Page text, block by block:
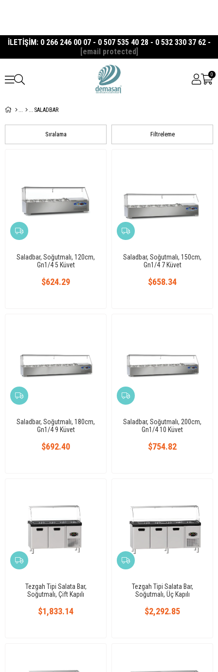
İLETİŞİM: 0 266 246 00 07 - 0 507 535 40 28 - 0 532 330 37 62 -
[email protected]
0
SALADBAR
Filtreleme
Sıralama
Saladbar, Soğutmalı, 120cm,
Gn1/4 5 Küvet
$624.29
Saladbar, Soğutmalı, 150cm,
Gn1/4 7 Küvet
$658.34
Saladbar, Soğutmalı, 180cm,
Gn1/4 9 Küvet
$692.40
Saladbar, Soğutmalı, 200cm,
Gn1/4 10 Küvet
$754.82
Tezgah Tipi Salata Bar,
Soğutmalı, Çift Kapılı
$1,833.14
Tezgah Tipi Salata Bar,
Soğutmalı, Üç Kapılı
$2,292.85